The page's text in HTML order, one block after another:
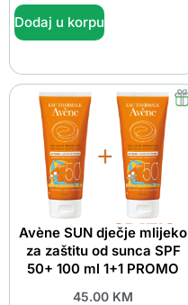
Dodaj u korpu
Avène SUN dječje mlijeko
za zaštitu od sunca SPF
50+ 100 ml 1+1 PROMO
45.00 KM